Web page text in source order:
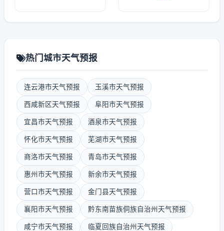
热门城市天气预报
连云港市天气预报 玉溪市天气预报
西咸新区天气预报 阜阳市天气预报
宜昌市天气预报 酒泉市天气预报
怀化市天气预报 芜湖市天气预报
商洛市天气预报 青岛市天气预报
惠州市天气预报 新余市天气预报
营口市天气预报 金门县天气预报
襄阳市天气预报 黔东南苗族侗族自治州天气预报
咸宁市天气预报 临夏回族自治州天气预报